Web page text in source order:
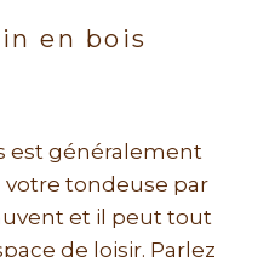
en bois
est généralement
tondeuse par
et il peut tout
de loisir. Parlez